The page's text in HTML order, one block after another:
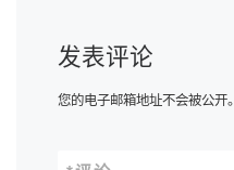
发表评论
您的电子邮箱地址不会被公开。